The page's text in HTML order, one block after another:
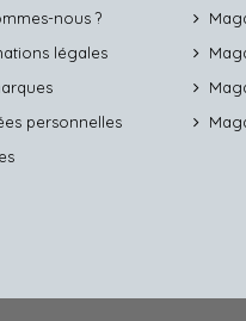
nous ?
légales
personnelles
les réglementations.